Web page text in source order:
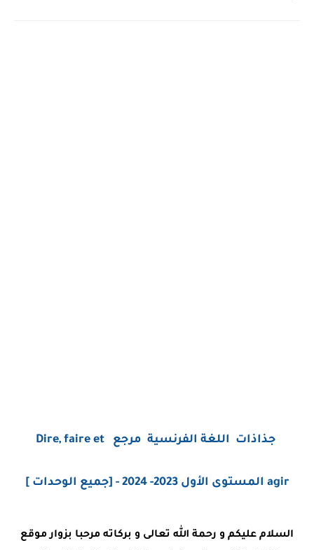
جذاذات اللغة الفرنسية مرجع Dire, faire et
agir المستوى الأول 2023- 2024 - [جميع الوحدات ]
السلام عليكم و رحمة الله تعالى و بركاته مرحبا بزوار موقع